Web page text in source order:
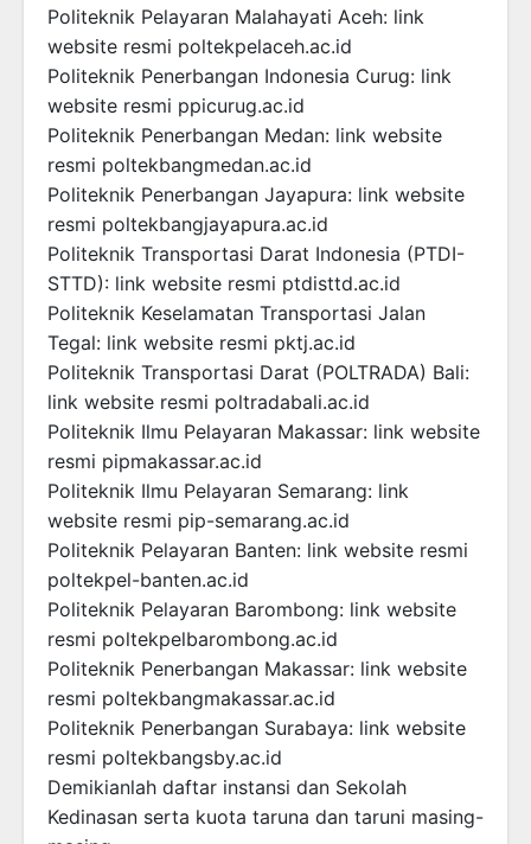
Politeknik Pelayaran Malahayati Aceh: link
website resmi poltekpelaceh.ac.id
Politeknik Penerbangan Indonesia Curug: link
website resmi ppicurug.ac.id
Politeknik Penerbangan Medan: link website
resmi poltekbangmedan.ac.id
Politeknik Penerbangan Jayapura: link website
resmi poltekbangjayapura.ac.id
Politeknik Transportasi Darat Indonesia (PTDI-
STTD): link website resmi ptdisttd.ac.id
Politeknik Keselamatan Transportasi Jalan
Tegal: link website resmi pktj.ac.id
Politeknik Transportasi Darat (POLTRADA) Bali:
link website resmi poltradabali.ac.id
Politeknik Ilmu Pelayaran Makassar: link website
resmi pipmakassar.ac.id
Politeknik Ilmu Pelayaran Semarang: link
website resmi pip-semarang.ac.id
Politeknik Pelayaran Banten: link website resmi
poltekpel-banten.ac.id
Politeknik Pelayaran Barombong: link website
resmi poltekpelbarombong.ac.id
Politeknik Penerbangan Makassar: link website
resmi poltekbangmakassar.ac.id
Politeknik Penerbangan Surabaya: link website
resmi poltekbangsby.ac.id
Demikianlah daftar instansi dan Sekolah
Kedinasan serta kuota taruna dan taruni masing-